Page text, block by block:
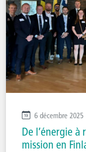
6 décembre 2025
De l’énergie à
mission en